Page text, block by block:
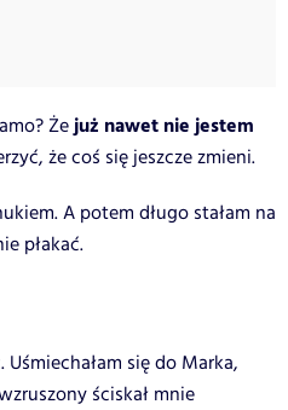
Żejuż nawet nie jestem
że coś się jeszcze zmieni.
A potem długo stałam na
płakać.
się do Marka,
ściskał mnie